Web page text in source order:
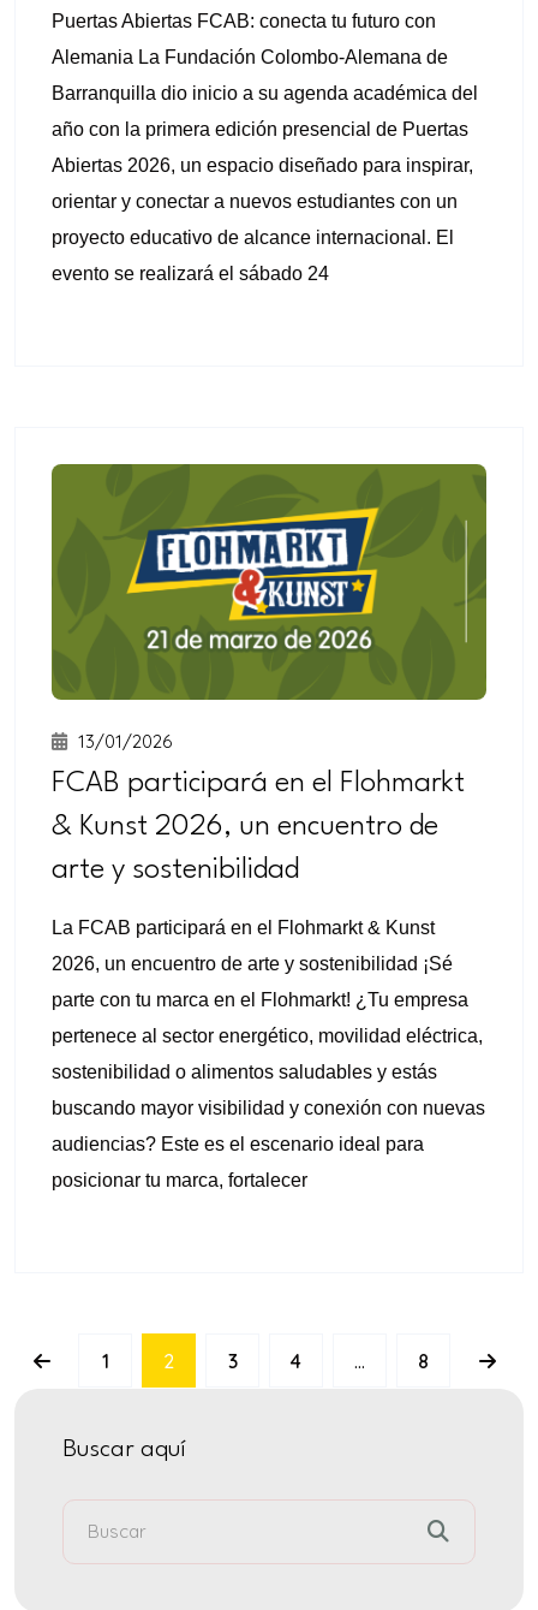
Puertas Abiertas FCAB: conecta tu futuro con
Alemania La Fundación Colombo-Alemana de
Barranquilla dio inicio a su agenda académica del
año con la primera edición presencial de Puertas
Abiertas 2026, un espacio diseñado para inspirar,
orientar y conectar a nuevos estudiantes con un
proyecto educativo de alcance internacional. El
evento se realizará el sábado 24
13/01/2026
FCAB participará en el Flohmarkt
& Kunst 2026, un encuentro de
arte y sostenibilidad
La FCAB participará en el Flohmarkt & Kunst
2026, un encuentro de arte y sostenibilidad ¡Sé
parte con tu marca en el Flohmarkt! ¿Tu empresa
pertenece al sector energético, movilidad eléctrica,
sostenibilidad o alimentos saludables y estás
buscando mayor visibilidad y conexión con nuevas
audiencias? Este es el escenario ideal para
posicionar tu marca, fortalecer
1 2 3 4 … 8
Buscar aquí